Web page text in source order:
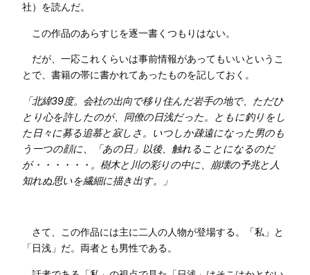
社）を読んだ。
この作品のあらすじを逐一書くつもりはない。
だが、一応これくらいは事前情報があってもいいというこ
とで、書籍の帯に書かれてあったものを記しておく。
「北緯39度。会社の出向で移り住んだ岩手の地で、ただひ
とり心を許したのが、同僚の日浅だった。ともに釣りをし
た日々に募る追慕と寂しさ。いつしか疎遠になった男のも
う一つの顔に、「あの日」以後、触れることになるのだ
が・・・・・・。樹木と川の彩りの中に、崩壊の予兆と人
知れぬ思いを繊細に描き出す。」
さて、この作品には主に二人の人物が登場する。「私」と
「日浅」だ。両者とも男性である。